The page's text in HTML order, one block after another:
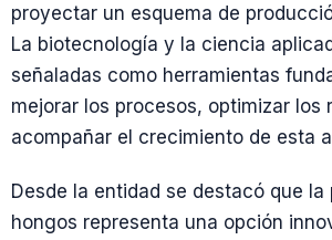
proyectar un esquema de
La biotecnología y la ciencia
señaladas como herramientas
mejorar los procesos, optimizar los
acompañar el crecimiento de esta
Desde la entidad se destacó que la
hongos representa una opción